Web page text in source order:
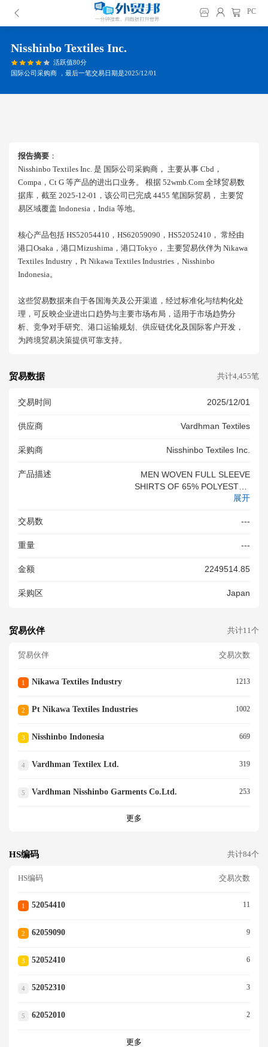
PC
Nisshinbo Textiles Inc.
活跃值80分
国际公司采购商 ，最后一笔交易日期是2025/12/01
报告摘要 ：
Nisshinbo Textiles Inc. 是 国际公司采购商， 主要从事 Cbd，
Compa，ct G 等产品的进出口业务。 根据 52wmb.com 全球贸易数
据库，截至 2025-12-01，该公司已完成 4455 笔国际贸易， 主要贸
易区域覆盖 Indonesia，india 等地。
核心产品包括 HS52054410，HS62059090，HS52052410， 常经由
港口osaka，港口mizushima，港口tokyo， 主要贸易伙伴为 Nikawa
Textiles Industry，pt Nikawa Textiles Industries，nisshinbo
Indonesia。
这些贸易数据来自于各国海关及公开渠道，经过标准化与结构化处
理，可反映企业进出口趋势与主要市场布局，适用于市场趋势分
析、竞争对手研究、港口运输规划、供应链优化及国际客户开发，
为跨境贸易决策提供可靠支持。
贸易数据 共计4,455笔
交易时间 2025/12/01
供应商 Vardhman Textiles
采购商 Nisshinbo Textiles Inc.
产品描述
MEN WOVEN FULL SLEEVE
SHIRTS OF 65% POLYESTER
35% COTTON
展开
交易数 ---
重量 ---
金额 2249514.85
采购区 Japan
贸易伙伴 共计11个
贸易伙伴 交易次数
1 Nikawa Textiles Industry 1213
2 Pt Nikawa Textiles Industries 1002
3 Nisshinbo Indonesia 669
4 Vardhman Textilex Ltd. 319
5 Vardhman Nisshinbo Garments Co.ltd. 253
更多
HS编码 共计84个
HS编码 交易次数
1 52054410 11
2 62059090 9
3 52052410 6
4 52052310 3
5 62052010 2
更多